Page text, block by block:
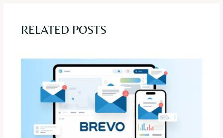
RELATED POSTS